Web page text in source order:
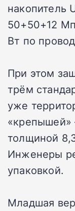
накопитель
50+50+12
Вт по
При этом
трём
уже
«крепышей»
толщиной
Инженеры
упаковкой.
Младшая